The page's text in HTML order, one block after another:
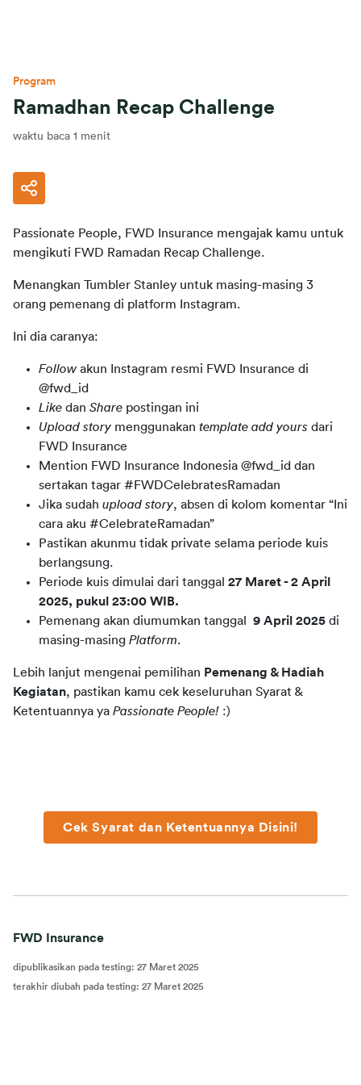
Program
Ramadhan Recap Challenge
waktu baca 1 menit
Passionate People, FWD Insurance mengajak kamu untuk
mengikuti FWD Ramadan Recap Challenge.
Menangkan Tumbler Stanley untuk masing-masing 3
orang pemenang di platform Instagram.
Ini dia caranya:
Followakun Instagram resmi FWD Insurance di
@fwd_id
Like dan Share postingan ini
Upload story menggunakan template add yours dari
FWD Insurance
Mention FWD Insurance Indonesia @fwd_id dan
sertakan tagar #FWDCelebratesRamadan
Jika sudah upload story, absen di kolom komentar “Ini
cara aku #CelebrateRamadan”
Pastikan akunmu tidak private selama periode kuis
berlangsung.
Periode kuis dimulai dari tanggal 27 Maret - 2 April
2025, pukul 23:00 WIB.
Pemenang akan diumumkan tanggal
9 April 2025 di
masing-masing Platform.
Lebih lanjut mengenai pemilihan Pemenang & Hadiah
Kegiatan, pastikan kamu cek keseluruhan Syarat &
Ketentuannya ya Passionate People! :)
Cek Syarat dan Ketentuannya Disini!
FWD Insurance
dipublikasikan pada testing: 27 Maret 2025
terakhir diubah pada testing: 27 Maret 2025